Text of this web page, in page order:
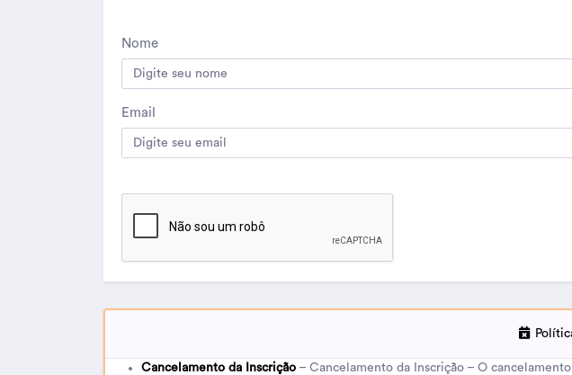
Nome
Email
Cancelamento da Inscrição– Cancelamento da Inscrição – O